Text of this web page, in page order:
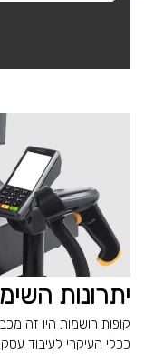
יתרונות
קופות רושמות היו זה
ככלי העיקרי לעיבוד